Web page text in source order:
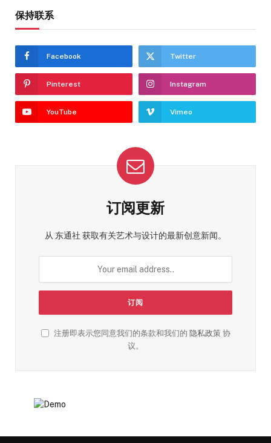
保持联系
Facebook Twitter
Pinterest Instagram
YouTube Vimeo
订阅更新
从 东通社 获取有关艺术与设计的最新创意新闻。
注册即表示您同意我们的条款和我们的 隐私政策协
议。